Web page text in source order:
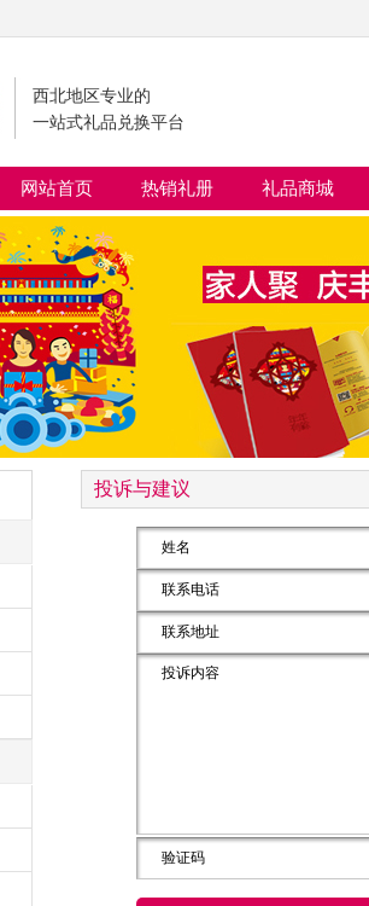
西北地区专业的
一站式礼品兑换平台
网站首页 热销礼册 礼品商城
投诉与建议